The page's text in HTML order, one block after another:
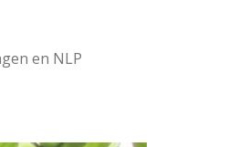
en NLP